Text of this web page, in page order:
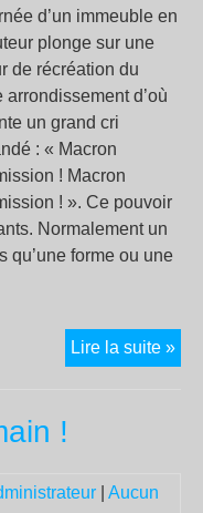
d’un immeuble en
plonge sur une
de récréation du
arrondissement d’où
un grand cri
: « Macron
! Macron
! ». Ce pouvoir
Normalement un
qu’une forme ou une
Lire la suite »Il
est
!
Aucun